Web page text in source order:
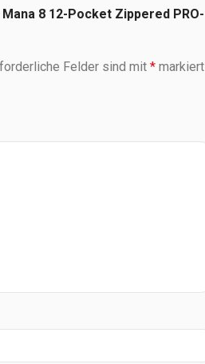
8 12-Pocket Zippered PRO-
Felder sind mit * markiert